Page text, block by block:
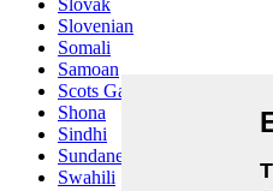
Slovak
Slovenian
Somali
Samoan
Scots Gaelic
Shona
Sindhi
Sundanese
Swahili